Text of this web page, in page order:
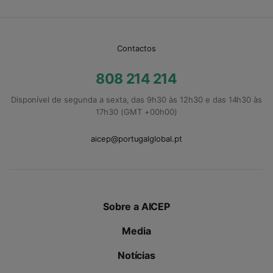
Contactos
808 214 214
Disponível de segunda a sexta, das 9h30 às 12h30 e das 14h30 às
17h30 (GMT +00h00)
aicep@portugalglobal.pt
Sobre a AICEP
Media
Notícias